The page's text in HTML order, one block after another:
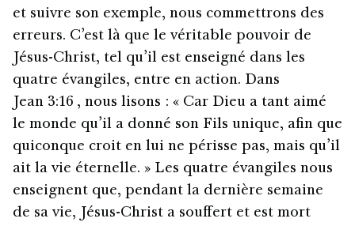
et suivre son exemple, nous commettrons des
erreurs. C’est là que le véritable pouvoir de
Jésus-Christ, tel qu’il est enseigné dans les
quatre évangiles, entre en action. Dans
Jean 3:16 , nous lisons : « Car Dieu a tant aimé
le monde qu’il a donné son Fils unique, afin que
quiconque croit en lui ne périsse pas, mais qu’il
ait la vie éternelle. » Les quatre évangiles nous
enseignent que, pendant la dernière semaine
de sa vie, Jésus-Christ a souffert et est mort